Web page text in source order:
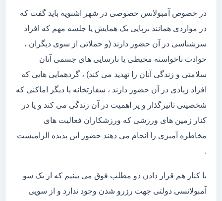
در خصوص آمبولانس خصوصی در شهر اشنویه باید گفت که
در مواردی همانند برپایی یک همایش یا جلسه مهم که افراد
سرشناسی در آن حضور دارند (و حملاتی از سوی دیگران ،
حوادث ناخواسته محیطی یا نارسایی های جسمی آنان
سلامتی و زندگی آنان را تهدید می کند) ، گردهمایی هایی که
افراد زیادی در آن حضور دارند ، سفارتخانه یا دیگر اماکنی که
شخصیتی تاثیرگذار و پر اهمیت در آن زندگی می کند و یا در
کنار زمین های ورزشی که ورزشکاران فعالیت های
مخاطره آمیزی را انجام می دهند حضور این پدیده الزامیست
.
با کنار هم قرار دادن دو مطلب فوق می بینیم که از یک سو
آمبولانسی دولتی جهت رزرو شدن وجود ندارد و از سویی